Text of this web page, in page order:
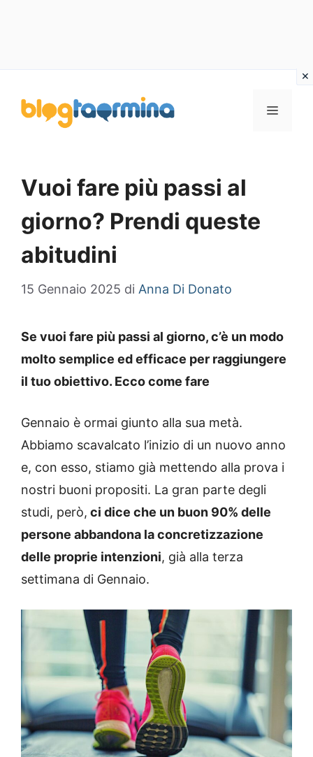
contenuto
MENU
Vuoi fare più passi al
giorno? Prendi queste
abitudini
15 Gennaio 2025 di Anna Di Donato
Se vuoi fare più passi al giorno, c’è un modo
molto semplice ed efficace per raggiungere
il tuo obiettivo. Ecco come fare
Gennaio è ormai giunto alla sua metà.
Abbiamo scavalcato l’inizio di un nuovo anno
e, con esso, stiamo già mettendo alla prova i
nostri buoni propositi. La gran parte degli
studi, però, ci dice che un buon 90% delle
persone abbandona la concretizzazione
delle proprie intenzioni, già alla terza
settimana di Gennaio.